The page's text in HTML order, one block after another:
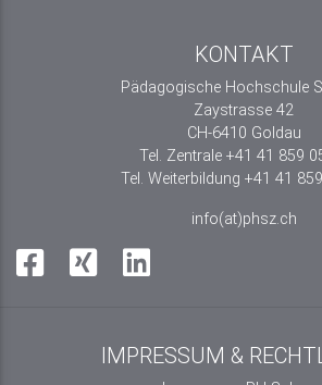
KONTAKT
Pädagogische Hochschule
Zaystrasse 42
CH-6410 Goldau
Tel. Zentrale +41 41 859
Tel. Weiterbildung +41 41
info(at)phsz.ch
IMPRESSUM &